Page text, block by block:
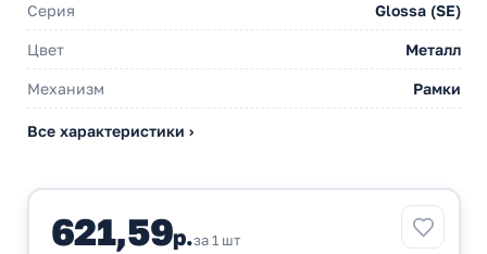
Серия Glossa (SE)
Цвет Металл
Механизм Рамки
Все характеристики ›
621,59р.за 1 шт